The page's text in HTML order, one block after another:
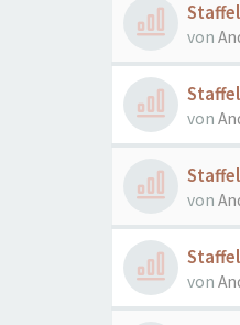
von
von
von
von